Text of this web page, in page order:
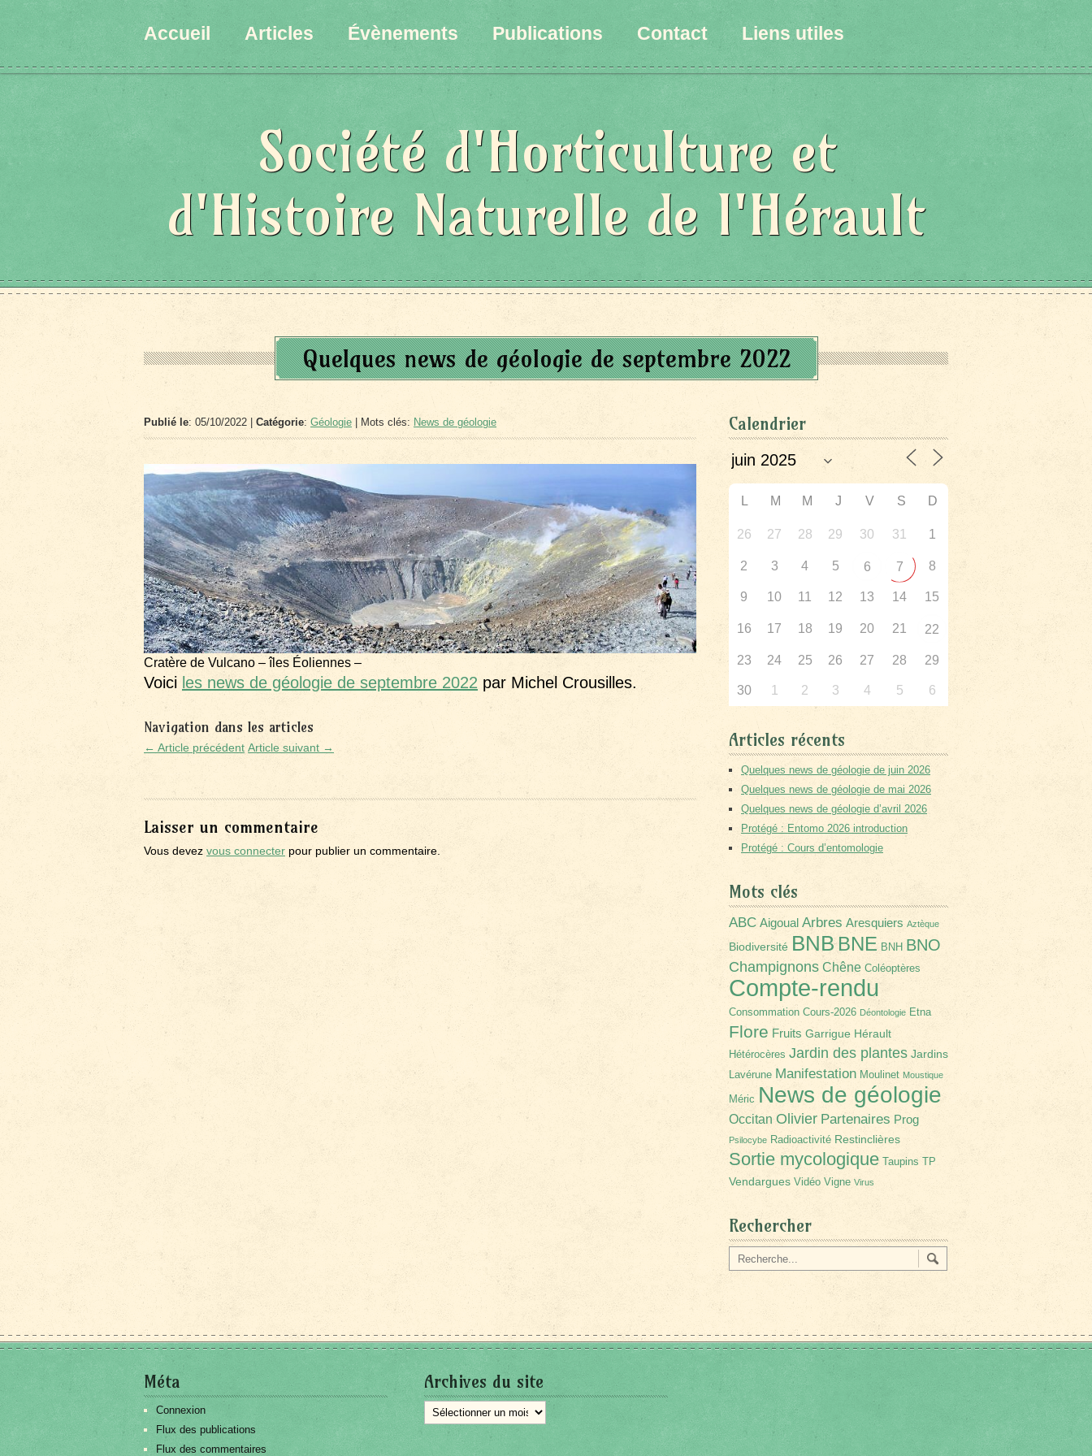
Accueil Articles Évènements Publications Contact Liens utiles
Société d'Horticulture et
d'Histoire Naturelle de l'Hérault
Quelques news de géologie de septembre 2022
Publié le: 05/10/2022 | Catégorie: Géologie | Mots clés: News de géologie
Cratère de Vulcano – îles Éoliennes –
Voici les news de géologie de septembre 2022 par Michel Crousilles.
Navigation dans les articles
← Article précédent Article suivant →
Laisser un commentaire
Vous devez vous connecter pour publier un commentaire.
Calendrier
L M M J V S D
26 27 28 29 30 31 1
2 3 4 5 6 7 8
9 10 11 12 13 14 15
16 17 18 19 20 21 22
23 24 25 26 27 28 29
30 1 2 3 4 5 6
Articles récents
Quelques news de géologie de juin 2026
Quelques news de géologie de mai 2026
Quelques news de géologie d’avril 2026
Protégé : Entomo 2026 introduction
Protégé : Cours d’entomologie
Mots clés
ABC Aigoual Arbres Aresquiers Aztèque
Biodiversité BNB BNE BNH BNO
Champignons Chêne Coléoptères
Compte-rendu
Consommation Cours-2026 Déontologie Etna
Flore Fruits Garrigue Hérault
Hétérocères Jardin des plantes Jardins
Lavérune Manifestation Moulinet Moustique
Méric News de géologie
Occitan Olivier Partenaires Prog
Psilocybe Radioactivité Restinclières
Sortie mycologique Taupins TP
Vendargues Vidéo Vigne Virus
Rechercher
Méta
Connexion
Flux des publications
Flux des commentaires
Archives du site
Archives
du